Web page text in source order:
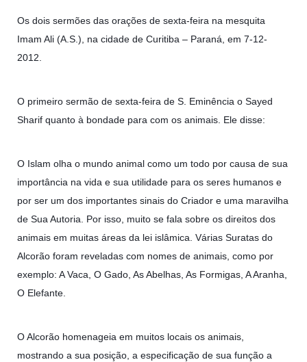
Kharrazi, que encontra-se visitando
Os dois sermões das orações de sexta-feira na mesquita
Imam Ali (A.S.), na cidade de Curitiba – Paraná, em 7-12-
2012.
O primeiro sermão de sexta-feira de S. Eminência o Sayed
Sharif quanto à bondade para com os animais. Ele disse:
O Islam olha o mundo animal como um todo por causa de sua
importância na vida e sua utilidade para os seres humanos e
por ser um dos importantes sinais do Criador e uma maravilha
de Sua Autoria. Por isso, muito se fala sobre os direitos dos
animais em muitas áreas da lei islâmica. Várias Suratas do
Alcorão foram reveladas com nomes de animais, como por
exemplo: A Vaca, O Gado, As Abelhas, As Formigas, A Aranha,
O Elefante.
O Alcorão homenageia em muitos locais os animais,
mostrando a sua posição, a especificação de sua função a